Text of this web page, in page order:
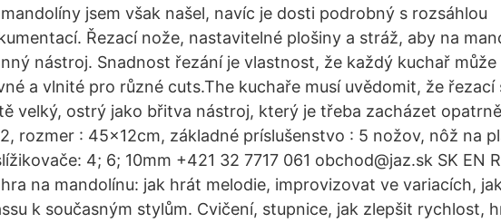
jsem však našel, navíc je dosti podrobný s rozsáhlou
Řezací nože, nastavitelné plošiny a stráž, aby na
nástroj. Snadnost řezání je vlastnost, že každý kuchař může
a vlnité pro různé cuts.The kuchaře musí uvědomit, že řezací
velký, ostrý jako břitva nástroj, který je třeba zacházet
rozmer : 45x12cm, základné príslušenstvo : 5 nožov, nôž na
4; 6; 10mm +421 32 7717 061 obchod@jaz.sk SK EN
na mandolínu: jak hrát melodie, improvizovat ve variacích,
k současným stylům. Cvičení, stupnice, jak zlepšit rychlost,